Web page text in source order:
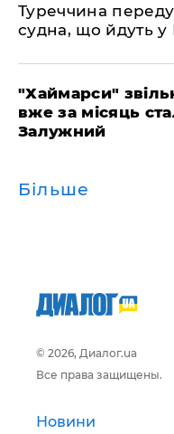
Туреччина
судна, що йдуть у
"Хаймарси"
вже за місяць
Залужний
Більше
© 2026, Диалог.ua
Все права защищены.
Новини